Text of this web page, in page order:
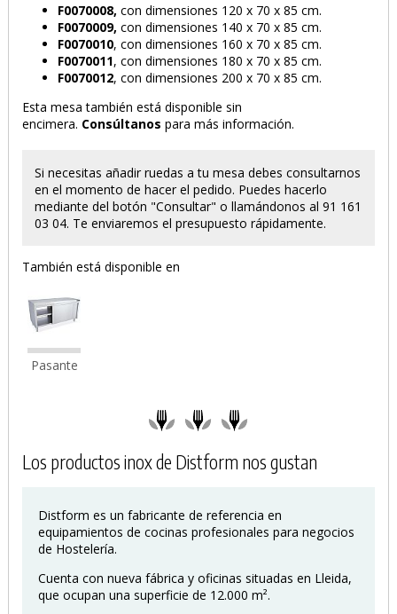
PRODUCTO AÑADIDO AL CARRITO
F0070008,con dimensiones 120 x 70 x 85 cm.
F0070009,con dimensiones 140 x 70 x 85 cm.
F0070010, con dimensiones 160 x 70 x 85 cm.
F0070011, con dimensiones 180 x 70 x 85 cm.
F0070012, con dimensiones 200 x 70 x 85 cm.
Esta mesa también está disponible sin
encimera. Consúltanos para más información.
Si necesitas añadir ruedas a tu mesa debes consultarnos
en el momento de hacer el pedido. Puedes hacerlo
mediante del botón "Consultar" o llamándonos al 91 161
03 04. Te enviaremos el presupuesto rápidamente.
También está disponible en
Pasante
Los productos inox de Distform nos gustan
Distform es un fabricante de referencia en
equipamientos de cocinas profesionales para negocios
de Hostelería.
Cuenta con nueva fábrica y oficinas situadas en Lleida,
que ocupan una superficie de 12.000 m².